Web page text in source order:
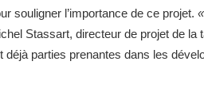
souligner l’importance de ce projet.
Stassart, directeur de projet de
déjà parties prenantes dans les